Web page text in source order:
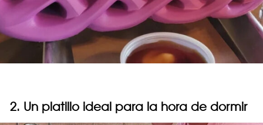
2. Un platillo ideal para la hora de dormir